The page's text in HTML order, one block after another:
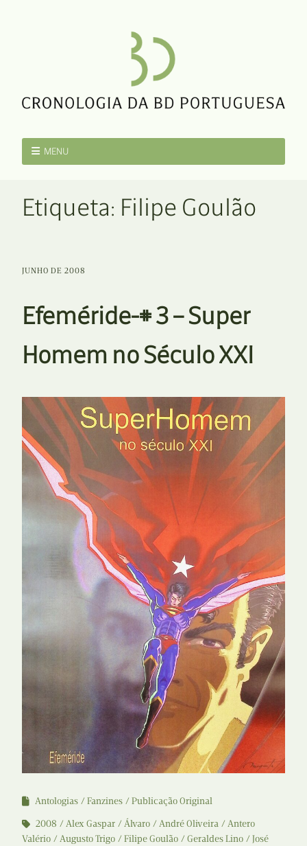
MENU
Etiqueta: Filipe Goulão
JUNHO DE 2008
Efeméride-# 3 – Super
Homem no Século XXI
Antologias Fanzines
Publicação Original
2008
Alex Gaspar Álvaro André Oliveira
Antero
Valério
Augusto Trigo Filipe Goulão Geraldes Lino
José